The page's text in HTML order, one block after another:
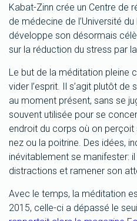
Kabat-Zinn crée un Centre de
de médecine de l’Université
développe son désormais
sur la réduction du stress par
Le but de la méditation pleine
vider l’esprit. Il s’agit plutôt de
au moment présent, sans se
souvent utilisée pour se
endroit du corps où on
nez ou la poitrine. Des idées,
inévitablement se manifester:
distractions et ramener son
Avec le temps, la méditation
2015, celle-ci a dépassé le